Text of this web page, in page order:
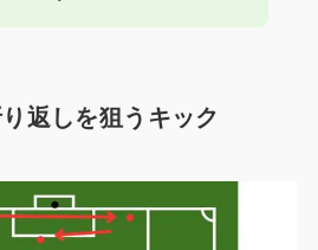
返しを狙うキック